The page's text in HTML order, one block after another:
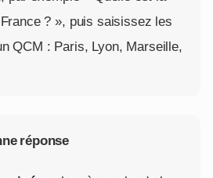
? », puis saisissez les
QCM : Paris, Lyon, Marseille,
réponse